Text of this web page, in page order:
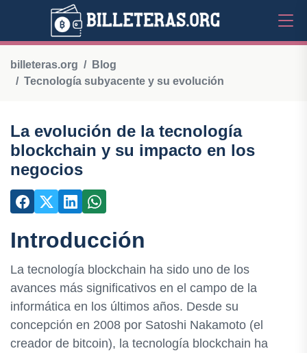
billeteras.org
Blog
Tecnología subyacente y su evolución
La evolución de la tecnología
blockchain y su impacto en los
negocios
Introducción
La tecnología blockchain ha sido uno de los
avances más significativos en el campo de la
informática en los últimos años. Desde su
concepción en 2008 por Satoshi Nakamoto (el
creador de bitcoin), la tecnología blockchain ha